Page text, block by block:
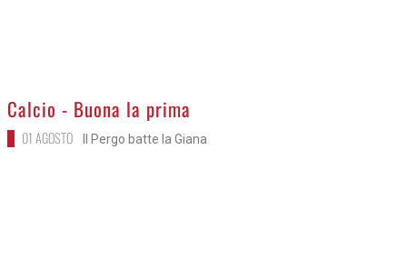
>
Calcio - Buona la prima
01 AGOSTO Il Pergo batte la Giana